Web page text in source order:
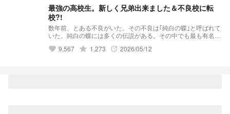
最強の高校生。新しく兄弟出来ました＆不良校に転
校?!
数年前、とある不良がいた。その不良は｢純白の蝶｣と呼ばれて
いた。純白の蝶には多くの伝説がある。その中でも最も有名な
良グループを1人で潰したという伝説だ。 そんな伝説を持って
favorite 9,567 grade 1,273 update 2026/05/12